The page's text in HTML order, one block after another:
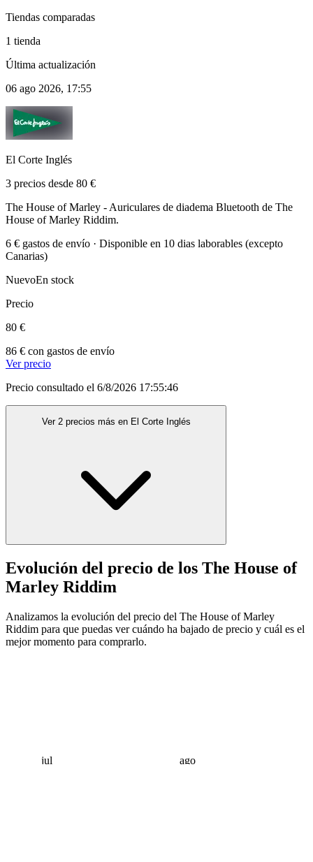
Tiendas comparadas
1 tienda
Última actualización
06 ago 2026, 17:55
El Corte Inglés
3 precios desde 80 €
The House of Marley - Auriculares de diadema Bluetooth de The
House of Marley Riddim.
6 € gastos de envío · Disponible en 10 dias laborables (excepto
Canarias)
NuevoEn stock
Precio
80 €
86 € con gastos de envío
Ver precio
Precio consultado el 6/8/2026 17:55:46
Ver 2 precios más en El Corte Inglés
Evolución del precio de los The House of
Marley Riddim
Analizamos la evolución del precio del The House of Marley
Riddim para que puedas ver cuándo ha bajado de precio y cuál es el
mejor momento para comprarlo.
jul ago